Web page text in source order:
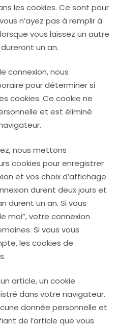
les cookies. Ce sont pour
n’ayez pas à remplir à
vous laissez un autre
un an.
connexion, nous
pour déterminer si
cookies. Ce cookie ne
et est éliminé
nous mettons
cookies pour enregistrer
et vos choix d’affichage
durent deux jours et
durent un an. Si vous
moi”, votre connexion
Si vous vous
les cookies de
article, un cookie
dans votre navigateur.
donnée personnelle et
de l’article que vous